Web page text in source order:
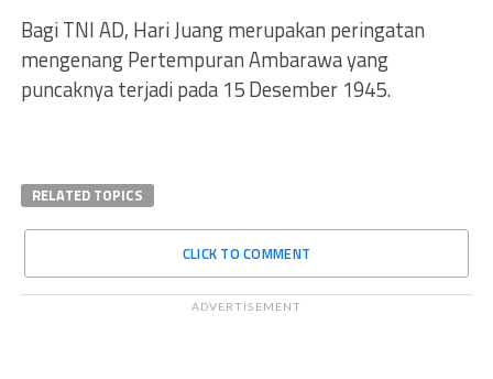
Bagi TNI AD, Hari Juang merupakan peringatan
mengenang Pertempuran Ambarawa yang
puncaknya terjadi pada 15 Desember 1945.
RELATED TOPICS
CLICK TO COMMENT
ADVERTISEMENT